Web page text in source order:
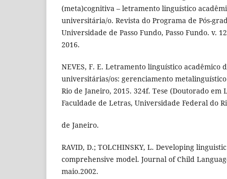
(meta)cognitiva – letramento linguístico
universitária/o. Revista do Programa de Pós-
Universidade de Passo Fundo, Passo Fundo. v.
2016.
NEVES, F. E. Letramento linguístico acadêmico
universitárias/os: gerenciamento
Rio de Janeiro, 2015. 324f. Tese (Doutorado em
Faculdade de Letras, Universidade Federal do
de Janeiro.
RAVID, D.; TOLCHINSKY, L. Developing
comprehensive model. Journal of Child
maio.2002.